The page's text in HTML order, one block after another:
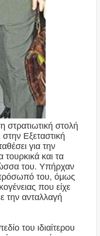
στρατιωτική στολή
Εξεταστική
για την
και τα
του. Υπήρχαν
του, όμως
που είχε
την ανταλλαγή
του ιδιαίτερου